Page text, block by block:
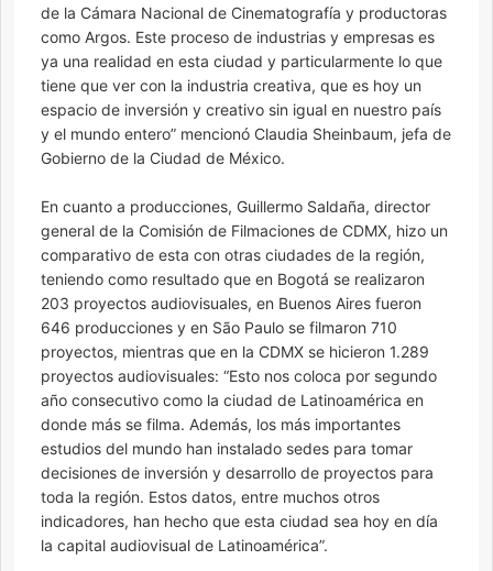
de la Cámara Nacional de Cinematografía y productoras
como Argos. Este proceso de industrias y empresas es
ya una realidad en esta ciudad y particularmente lo que
tiene que ver con la industria creativa, que es hoy un
espacio de inversión y creativo sin igual en nuestro país
y el mundo entero” mencionó Claudia Sheinbaum, jefa de
Gobierno de la Ciudad de México.
En cuanto a producciones, Guillermo Saldaña, director
general de la Comisión de Filmaciones de CDMX, hizo un
comparativo de esta con otras ciudades de la región,
teniendo como resultado que en Bogotá se realizaron
203 proyectos audiovisuales, en Buenos Aires fueron
646 producciones y en São Paulo se filmaron 710
proyectos, mientras que en la CDMX se hicieron 1.289
proyectos audiovisuales: “Esto nos coloca por segundo
año consecutivo como la ciudad de Latinoamérica en
donde más se filma. Además, los más importantes
estudios del mundo han instalado sedes para tomar
decisiones de inversión y desarrollo de proyectos para
toda la región. Estos datos, entre muchos otros
indicadores, han hecho que esta ciudad sea hoy en día
la capital audiovisual de Latinoamérica”.